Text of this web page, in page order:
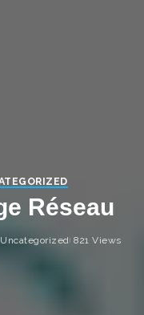
Réseau
Uncategorized 821 Views